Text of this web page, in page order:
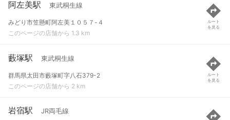
阿左美駅 東武桐生線
みどり市笠懸町阿左美１０５７-４
このページの店舗から 1.3 km
ルート
を見る
藪塚駅 東武桐生線
群馬県太田市藪塚町字八石379-2
このページの店舗から 2 km
ルート
を見る
岩宿駅 JR両毛線